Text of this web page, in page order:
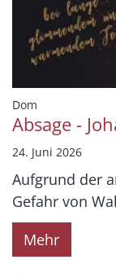
Dom
Absage -
24. Juni 2026
Aufgrund der
Gefahr von
Mehr